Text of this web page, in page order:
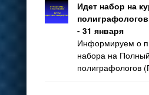
Идет набор на
- 31 января
Информируем о
набора на Полный
полиграфологов